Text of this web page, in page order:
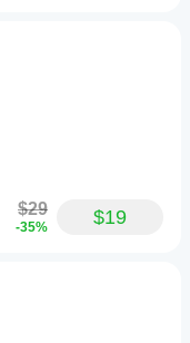
$29
-35% $19